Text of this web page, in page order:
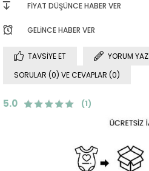
FIYAT DÜŞÜNCE HABER VER
GELINCE HABER VER
TAVSIYE ET
YORUM YAZ
SORULAR (0) VE CEVAPLAR (0)
5.0 (1)